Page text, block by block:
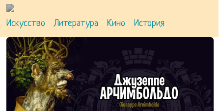
Искусство Литература Кино История